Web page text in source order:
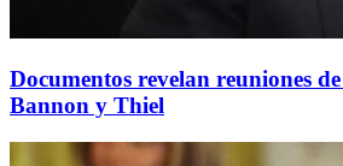
Documentos revelan reuniones
Bannon y Thiel